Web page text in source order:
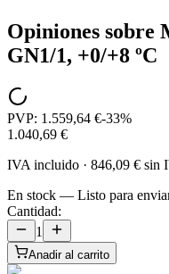
Opiniones sobre
GN1/1, +0/+8 ºC
PVP: 1.559,64 €-33%
1.040,69 €
IVA incluido · 846,09 € sin
En stock — Listo para
Cantidad:
1
Anadir al carrito